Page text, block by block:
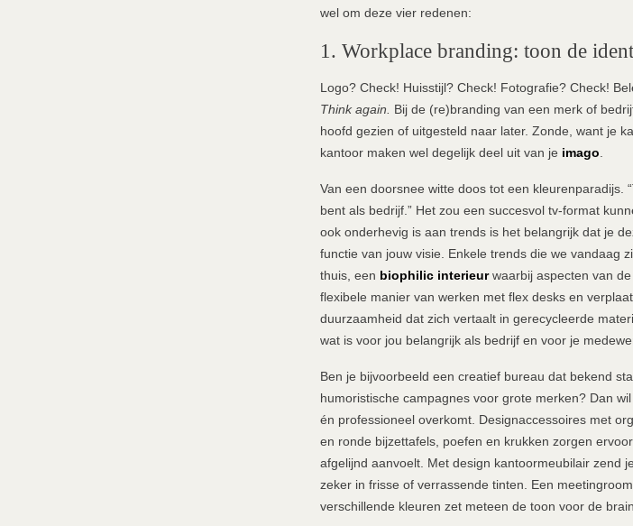
wel om deze vier redenen:
1. Workplace branding: toon de
Logo? Check! Huisstijl? Check! Fotografie? Check!
Think again. Bij de (re)branding van een merk of
hoofd gezien of uitgesteld naar later. Zonde, want je
kantoor maken wel degelijk deel uit van je imago.
Van een doorsnee witte doos tot een kleurenparadijs.
bent als bedrijf.” Het zou een succesvol tv-format
ook onderhevig is aan trends is het belangrijk dat je
functie van jouw visie. Enkele trends die we vandaag
thuis, een biophilic interieurwaarbij aspecten van
flexibele manier van werken met flex desks en
duurzaamheid dat zich vertaalt in gerecycleerde
wat is voor jou belangrijk als bedrijf en voor je
Ben je bijvoorbeeld een creatief bureau dat bekend
humoristische campagnes voor grote merken? Dan
én professioneel overkomt. Designaccessoires met
en ronde bijzettafels, poefen en krukken zorgen
afgelijnd aanvoelt. Met design kantoormeubilair zend
zeker in frisse of verrassende tinten. Een
verschillende kleuren zet meteen de toon voor de